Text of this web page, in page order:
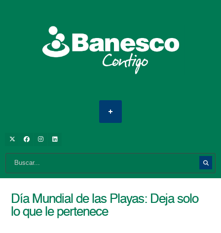
Día Mundial de las Playas: Deja solo
lo que le pertenece